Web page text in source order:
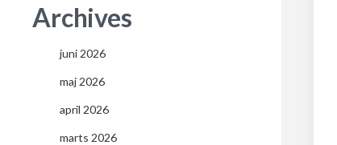
Archives
juni 2026
maj 2026
april 2026
marts 2026